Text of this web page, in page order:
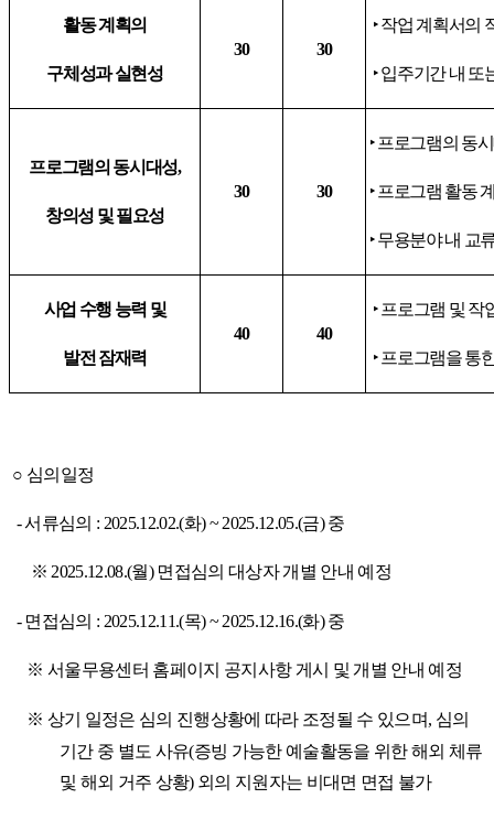
활동 계획의
구체성과 실현성
30 30
‣작업 계획서의
‣입주기간 내 또
프로그램의 동시대성,
창의성 및 필요성
30 30
‣ 프로그램의 동
‣ 프로그램 활동
‣무용분야 내 교
사업 수행 능력 및
발전 잠재력
40 40
‣ 프로그램 및 작
‣ 프로그램을 통
○ 심의일정
-서류심의 : 2025.12.02.(화) ~ 2025.12.05.(금)중
※ 2025.12.08.(월) 면접심의 대상자 개별 안내 예정
- 면접심의 : 2025.12.11.(목) ~ 2025.12.16.(화)중
※서울무용센터 홈페이지 공지사항 게시 및 개별 안내 예정
※ 상기 일정은 심의 진행상황에 따라 조정될 수 있으며, 심의
기간 중 별도 사유(증빙 가능한 예술활동을 위한 해외 체류
및 해외 거주 상황) 외의 지원자는 비대면 면접 불가